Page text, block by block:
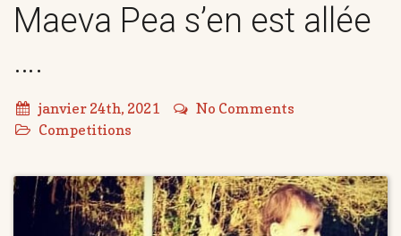
Maeva Pea s’en est allée
….
janvier 24th, 2021
No Comments
Competitions